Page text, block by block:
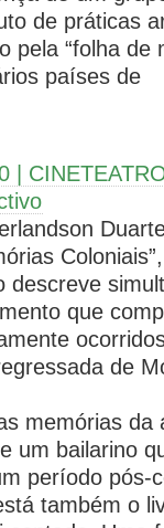
de práticas
pela “folha de
países de
|
descreve
que
de
memórias da
um bailarino
período pós-
também o